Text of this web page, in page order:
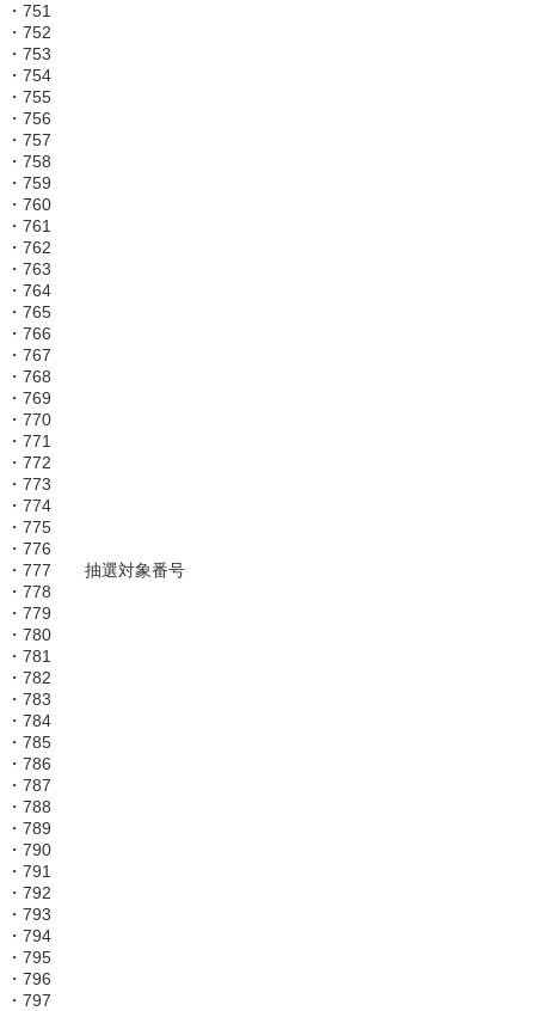
・751
・752
・753
・754
・755
・756
・757
・758
・759
・760
・761
・762
・763
・764
・765
・766
・767
・768
・769
・770
・771
・772
・773
・774
・775
・776
・777 抽選対象番号
・778
・779
・780
・781
・782
・783
・784
・785
・786
・787
・788
・789
・790
・791
・792
・793
・794
・795
・796
・797